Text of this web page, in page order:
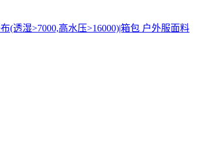
(透湿>7000,高水压>16000)|箱包 户外服面料